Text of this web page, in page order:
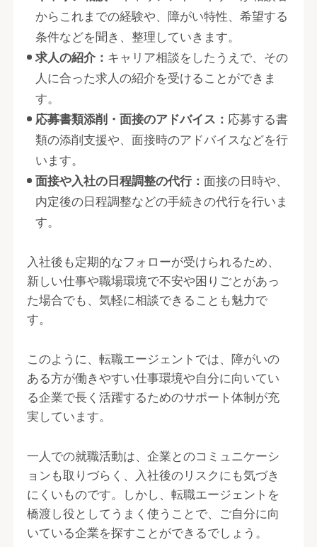
からこれまでの経験や、障がい特性、希望する
条件などを聞き、整理していきます。
求人の紹介： キャリア相談をしたうえで、その
人に合った求人の紹介を受けることができま
す。
応募書類添削・面接のアドバイス： 応募する書
類の添削支援や、面接時のアドバイスなどを行
います。
面接や入社の日程調整の代行：面接の日時や、
内定後の日程調整などの手続きの代行を行いま
す。
入社後も定期的なフォローが受けられるため、
新しい仕事や職場環境で不安や困りごとがあっ
た場合でも、気軽に相談できることも魅力で
す。
このように、転職エージェントでは、障がいの
ある方が働きやすい仕事環境や自分に向いてい
る企業で長く活躍するためのサポート体制が充
実しています。
一人での就職活動は、企業とのコミュニケーシ
ョンも取りづらく、入社後のリスクにも気づき
にくいものです。しかし、転職エージェントを
橋渡し役としてうまく使うことで、ご自分に向
いている企業を探すことができるでしょう。